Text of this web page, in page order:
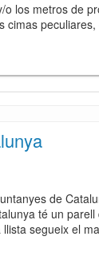
los metros de
cimas
de
té un
segueix el